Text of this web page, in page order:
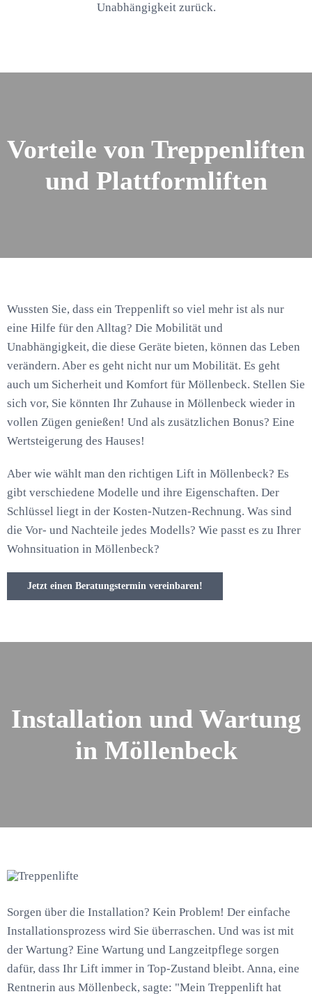
Unabhängigkeit zurück.
Vorteile von Treppenliften
und Plattformliften
Wussten Sie, dass ein Treppenlift so viel mehr ist als nur
eine Hilfe für den Alltag? Die Mobilität und
Unabhängigkeit, die diese Geräte bieten, können das Leben
verändern. Aber es geht nicht nur um Mobilität. Es geht
auch um Sicherheit und Komfort für Möllenbeck. Stellen Sie
sich vor, Sie könnten Ihr Zuhause in Möllenbeck wieder in
vollen Zügen genießen! Und als zusätzlichen Bonus? Eine
Wertsteigerung des Hauses!
Aber wie wählt man den richtigen Lift in Möllenbeck? Es
gibt verschiedene Modelle und ihre Eigenschaften. Der
Schlüssel liegt in der Kosten-Nutzen-Rechnung. Was sind
die Vor- und Nachteile jedes Modells? Wie passt es zu Ihrer
Wohnsituation in Möllenbeck?
Jetzt einen Beratungstermin vereinbaren!
Installation und Wartung
in Möllenbeck
Sorgen über die Installation? Kein Problem! Der einfache
Installationsprozess wird Sie überraschen. Und was ist mit
der Wartung? Eine Wartung und Langzeitpflege sorgen
dafür, dass Ihr Lift immer in Top-Zustand bleibt. Anna, eine
Rentnerin aus Möllenbeck, sagte: "Mein Treppenlift hat